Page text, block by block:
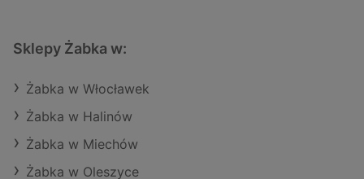
Sklepy Żabka w:
Żabka w Włocławek
Żabka w Halinów
Żabka w Miechów
Żabka w Oleszyce